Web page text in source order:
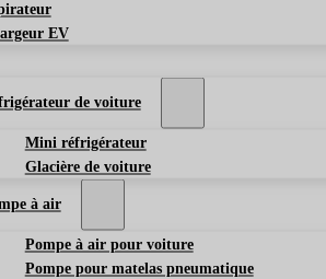
EV
de voiture
Mini réfrigérateur
Glacière de voiture
à air
Pompe à air pour voiture
Pompe pour matelas pneumatique